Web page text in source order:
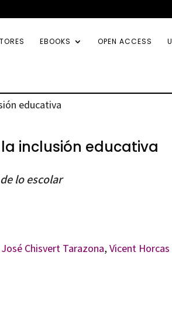
EBOOKS OPEN ACCESS
educativa
inclusión educativa
lo escolar
Chisvert Tarazona, Vicent Horcas